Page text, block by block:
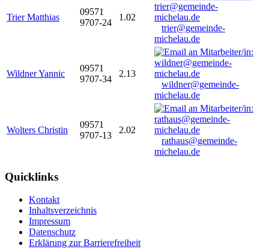
Trier Matthias
09571
9707-24
1.02
trier@gemeinde-
michelau.de
Wildner Yannic
09571
9707-34
2.13
wildner@gemeinde-
michelau.de
Wolters Christin
09571
9707-13
2.02
rathaus@gemeinde-
michelau.de
Quicklinks
Kontakt
Inhaltsverzeichnis
Impressum
Datenschutz
Erklärung zur Barrierefreiheit